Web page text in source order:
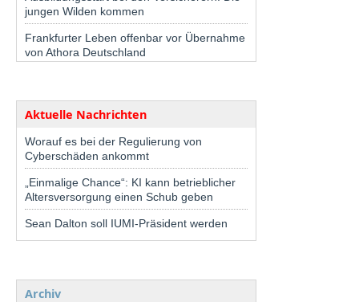
jungen Wilden kommen
Frankfurter Leben offenbar vor Übernahme
von Athora Deutschland
Aktuelle Nachrichten
Worauf es bei der Regulierung von
Cyberschäden ankommt
„Einmalige Chance“: KI kann betrieblicher
Altersversorgung einen Schub geben
Sean Dalton soll IUMI-Präsident werden
Archiv